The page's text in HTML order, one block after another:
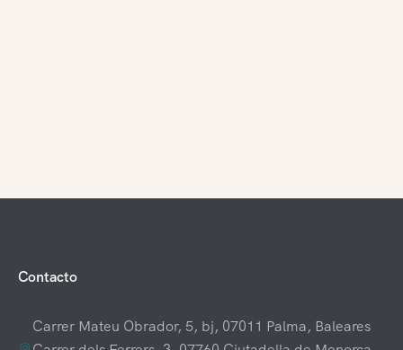
Contacto
Carrer Mateu Obrador, 5, bj, 07011 Palma, Baleares